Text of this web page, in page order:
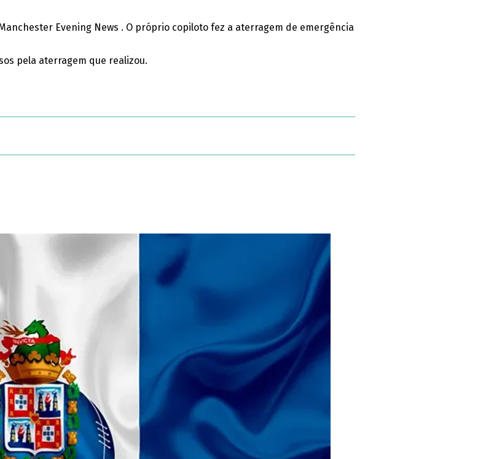
Evening News . O próprio copiloto fez a aterragem de emergência
pela aterragem que realizou.